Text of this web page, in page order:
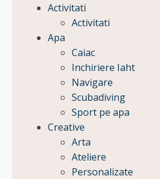
Activitati
Activitati
Apa
Caiac
Inchiriere Iaht
Navigare
Scubadiving
Sport pe apa
Creative
Arta
Ateliere
Personalizate